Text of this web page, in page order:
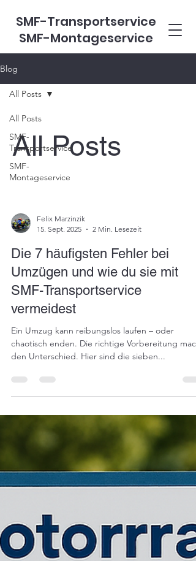
SMF-Transportservice
SMF-Montageservice
Blog
All Posts
SMF-
Transportservice
SMF-
Montageservice
All Posts
All Posts
Felix Marzinzik
15. Sept. 2025
2 Min. Lesezeit
Die 7 häufigsten Fehler bei
Umzügen und wie du sie mit
SMF-Transportservice
vermeidest
Ein Umzug kann reibungslos laufen – oder
chaotisch enden. Die richtige Vorbereitung
den Unterschied. Hier sind die sieben...